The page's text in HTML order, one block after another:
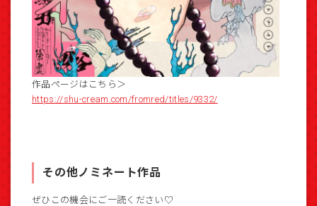
作品ページはこちら＞
https://shu-cream.com/fromred/titles/9332/
その他ノミネート作品
ぜひこの機会にご一読ください♡